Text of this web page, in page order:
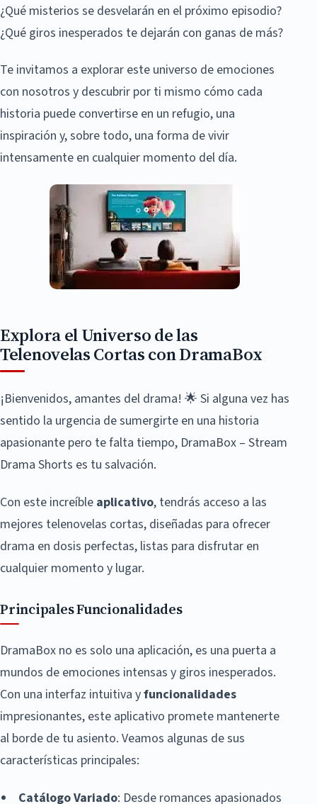
¿Qué misterios se desvelarán en el próximo episodio?
¿Qué giros inesperados te dejarán con ganas de más?
Te invitamos a explorar este universo de emociones
con nosotros y descubrir por ti mismo cómo cada
historia puede convertirse en un refugio, una
inspiración y, sobre todo, una forma de vivir
intensamente en cualquier momento del día.
Explora el Universo de las
Telenovelas Cortas con DramaBox
¡Bienvenidos, amantes del drama! 🌟 Si alguna vez has
sentido la urgencia de sumergirte en una historia
apasionante pero te falta tiempo, DramaBox – Stream
Drama Shorts es tu salvación.
Con este increíble aplicativo, tendrás acceso a las
mejores telenovelas cortas, diseñadas para ofrecer
drama en dosis perfectas, listas para disfrutar en
cualquier momento y lugar.
Principales Funcionalidades
DramaBox no es solo una aplicación, es una puerta a
mundos de emociones intensas y giros inesperados.
Con una interfaz intuitiva yfuncionalidades
impresionantes, este aplicativo promete mantenerte
al borde de tu asiento. Veamos algunas de sus
características principales:
Catálogo Variado: Desde romances apasionados